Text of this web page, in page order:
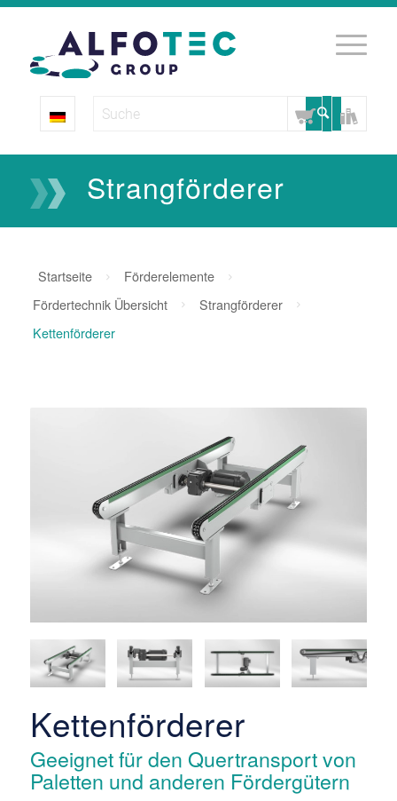
Strangförderer
Startseite
Förderelemente
Fördertechnik Übersicht
Strangförderer
Kettenförderer
Kettenförderer
Geeignet für den Quertransport von
Paletten und anderen Fördergütern